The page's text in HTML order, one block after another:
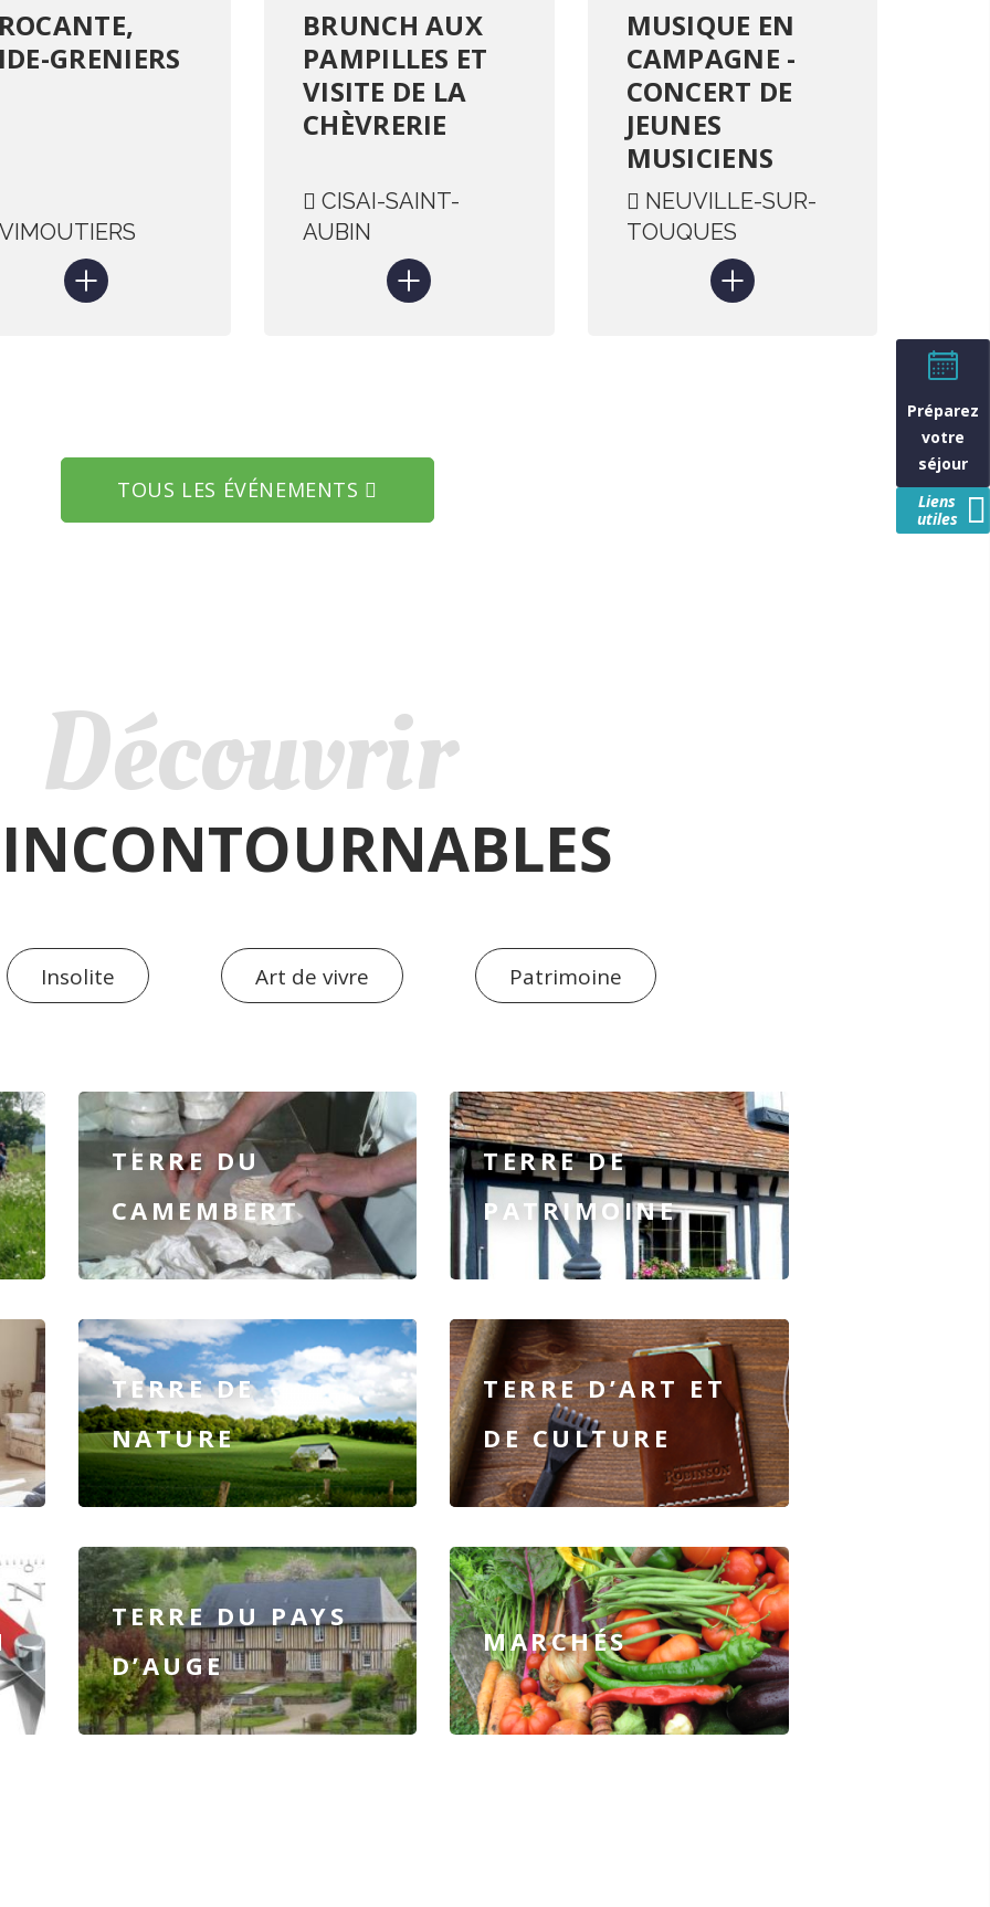
GRENIERS
BRUNCH AUX
PAMPILLES ET
VISITE DE LA
CHÈVRERIE
CISAI-SAINT-
AUBIN
MUSIQUE EN
CAMPAGNE -
CONCERT DE
JEUNES
MUSICIENS
NEUVILLE-SUR-
TOUQUES
TOUS LES ÉVÉNEMENTS
Découvrir
Insolite Art de vivre Patrimoine
TERRE DU
CAMEMBERT
TERRE DE
PATRIMOINE
TERRE DE
NATURE
TERRE D’ART ET
DE CULTURE
TERRE DU PAYS
D’AUGE
MARCHÉS
Préparez
votre
séjour
Liens
utiles